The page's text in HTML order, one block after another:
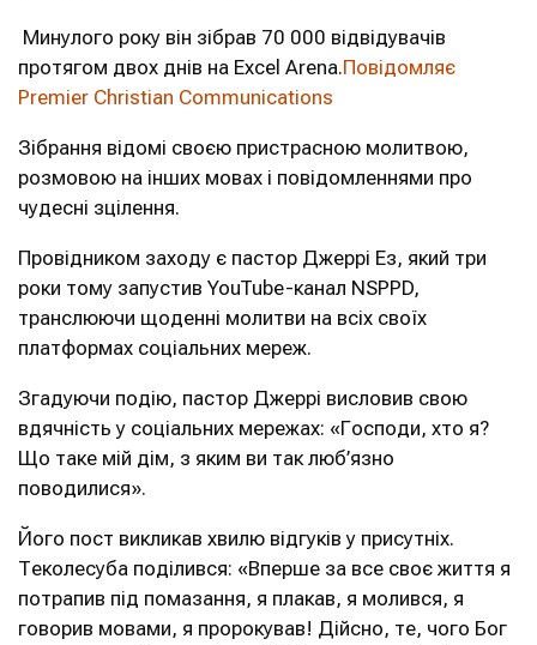
Минулого року він зібрав 70 000 відвідувачів
протягом двох днів на Excel Arena.Повідомляє
Premier Christian Communications
Зібрання відомі своєю пристрасною молитвою,
розмовою на інших мовах і повідомленнями про
чудесні зцілення.
Провідником заходу є пастор Джеррі Ез, який три
роки тому запустив YouTube-канал NSPPD,
транслюючи щоденні молитви на всіх своїх
платформах соціальних мереж.
Згадуючи подію, пастор Джеррі висловив свою
вдячність у соціальних мережах: «Господи, хто я?
Що таке мій дім, з яким ви так люб’язно
поводилися».
Його пост викликав хвилю відгуків у присутніх.
Теколесуба поділився: «Вперше за все своє життя я
потрапив під помазання, я плакав, я молився, я
говорив мовами, я пророкував! Дійсно, те, чого Бог